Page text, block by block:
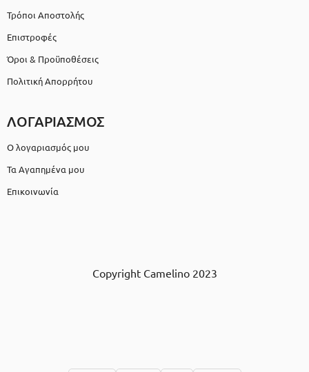
Τρόποι Αποστολής
Επιστροφές
Όροι & Προϋποθέσεις
Πολιτική Απορρήτου
ΛΟΓΑΡΙΑΣΜΟΣ
Ο λογαριασμός μου
Τα Αγαπημένα μου
Επικοινωνία
Copyright Camelino 2023